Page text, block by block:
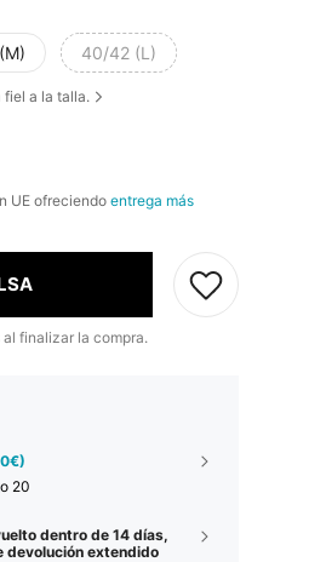
40/42 (L)
fiel a la talla.
UE ofreciendoentrega más
finalizar la compra.
20
dentro de 14 días,
devolución extendido